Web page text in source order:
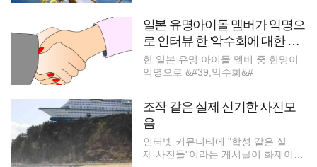
일본 유명아이돌 멤버가 익명으
로 인터뷰 한 '악수회에 대한 본
심'
한 일본 유명 아이돌 멤버 중 한명이
익명으로 &#39;악수회&#
조작 같은 실제 신기한 사진모
음
인터넷 커뮤니티에 "합성 같은 실
제 사진들"이라는 게시글이 화제이다.